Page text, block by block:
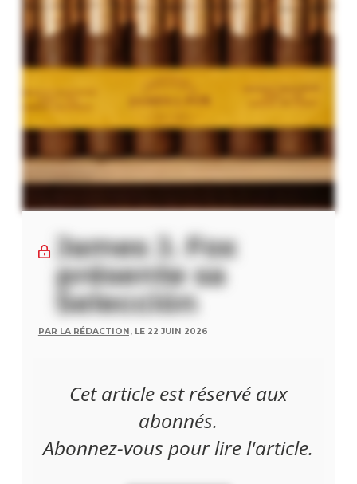
James J. Fox
présente sa
Selección
PAR LA RÉDACTION, LE 22 JUIN 2026
Cet article est réservé aux
abonnés.
Abonnez-vous pour lire l'article.